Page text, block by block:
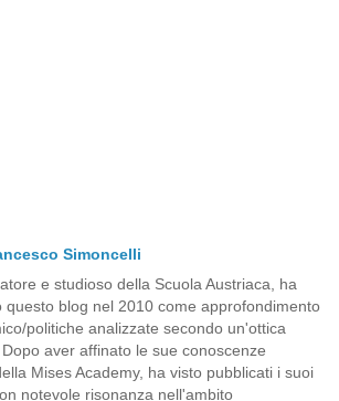
Simoncelli
e studioso della Scuola Austriaca, ha
questo blog nel 2010 come approfondimento
politiche analizzate secondo un'ottica
aver affinato le sue conoscenze
Mises Academy, ha visto pubblicati i suoi
notevole risonanza nell'ambito